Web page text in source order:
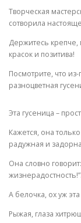
Творческая
сотворила
Держитесь крепче,
красок и позитива!
Посмотрите, что
разноцветная
Эта гусеница –
Кажется, она
радужная и
Она словно
жизнерадостность!”.
А белочка, ох уж
Рыжая, глаза